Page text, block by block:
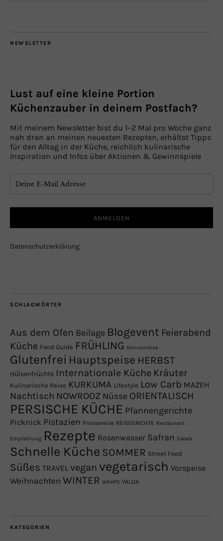
NEWSLETTER
Lust auf eine kleine Portion
Küchenzauber in deinem Postfach?
Mit meinem Newsletter bist du 1–2 Mal pro Woche ganz
nah dran an meinen neuesten Rezepten, erhältst Tipps
für den Alltag in der Küche, reichlich kulinarische
Inspiration und Infos über Aktionen & Gewinnspiele
Datenschutzerklärung
SCHLAGWÖRTER
Aus dem Ofen Beilage Blogevent Feierabend
Küche Food Guide FRÜHLING Genussreise
Glutenfrei Hauptspeise HERBST
Hülsenfrüchte Internationale Küche Kräuter
Kulinarische Reise KURKUMA Lifestyle Low Carb MAZEH
Nachtisch NOWROOZ Nüsse ORIENTALISCH
PERSISCHE KÜCHE Pfannengerichte
Picknick Pistazien Pressereise REISGERICHTE Restaurant
Empfehlung Rezepte Rosenwasser Safran Salate
Schnelle Küche SOMMER Street Food
Süßes TRAVEL vegan vegetarisch Vorspeise
Weihnachten WINTER WRAPS YALDA
KATEGORIEN